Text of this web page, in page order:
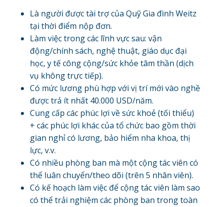
Là người được tài trợ của Quỹ Gia đình Weitz
tại thời điểm nộp đơn.
Làm việc trong các lĩnh vực sau: vận
động/chính sách, nghệ thuật, giáo dục đại
học, y tế công cộng/sức khỏe tâm thần (dịch
vụ không trực tiếp).
Có mức lương phù hợp với vị trí mới vào nghề
được trả ít nhất 40.000 USD/năm.
Cung cấp các phúc lợi về sức khoẻ (tối thiểu)
+ các phúc lợi khác của tổ chức bao gồm thời
gian nghỉ có lương, bảo hiểm nha khoa, thị
lực, v.v.
Có nhiều phòng ban mà một cộng tác viên có
thể luân chuyển/theo dõi (trên 5 nhân viên).
Có kế hoạch làm việc để cộng tác viên làm sao
có thể trải nghiệm các phòng ban trong toàn